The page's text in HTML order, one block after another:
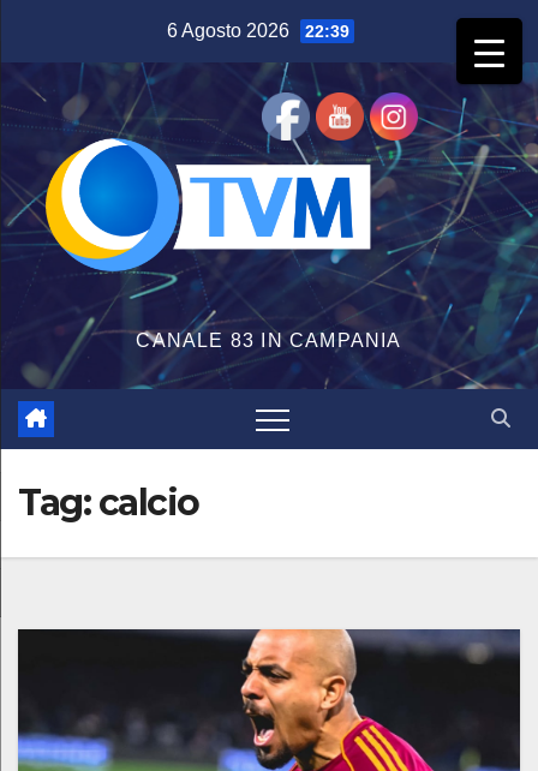
contenuto
6 Agosto 2026 22:39
CANALE 83 IN CAMPANIA
Tag:calcio